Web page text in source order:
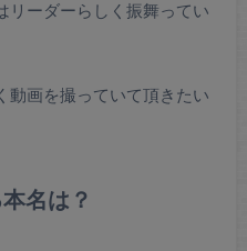
リーダーらしく振舞ってい
動画を撮っていて頂きたい
名は？